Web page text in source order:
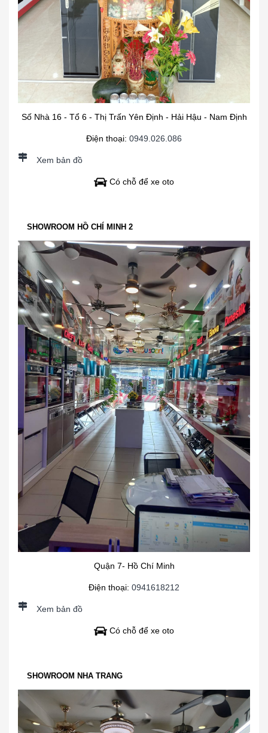
Số Nhà 16 - Tổ 6 - Thị Trấn Yên Định - Hải Hậu - Nam Định
Điện thoại: 0949.026.086
Xem bản đồ
Có chỗ để xe oto
SHOWROOM HỒ CHÍ MINH 2
Quận 7- Hồ Chí Minh
Điện thoại: 0941618212
Xem bản đồ
Có chỗ để xe oto
SHOWROOM NHA TRANG